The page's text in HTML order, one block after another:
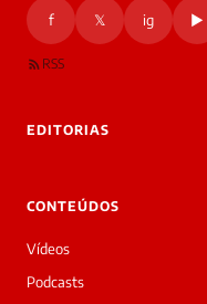
Boa
Sou
a
f 𝕏 ig ▶
RSS
EDITORIAS
CONTEÚDOS
Vídeos
Podcasts